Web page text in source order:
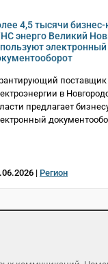
4,5 тысячи
энерго Великий
электронный
поставщик
в
предлагает
| Регион